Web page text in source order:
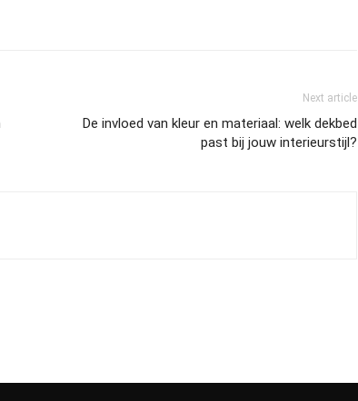
Next article
De invloed van kleur en materiaal: welk dekbed
past bij jouw interieurstijl?